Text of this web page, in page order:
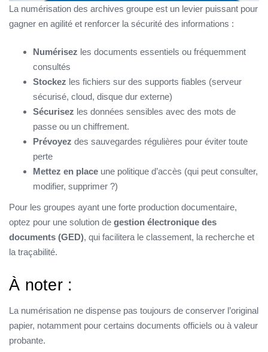
La numérisation des archives groupe est un levier puissant pour
gagner en agilité et renforcer la sécurité des informations :
Numérisez les documents essentiels ou fréquemment
consultés
Stockez les fichiers sur des supports fiables (serveur
sécurisé, cloud, disque dur externe)
Sécurisez les données sensibles avec des mots de
passe ou un chiffrement.
Prévoyez des sauvegardes régulières pour éviter toute
perte
Mettez en place une politique d’accès (qui peut consulter,
modifier, supprimer ?)
Pour les groupes ayant une forte production documentaire,
optez pour une solution de gestion électronique des
documents (GED), qui facilitera le classement, la recherche et
la traçabilité.
À noter :
La numérisation ne dispense pas toujours de conserver l’original
papier, notamment pour certains documents officiels ou à valeur
probante.